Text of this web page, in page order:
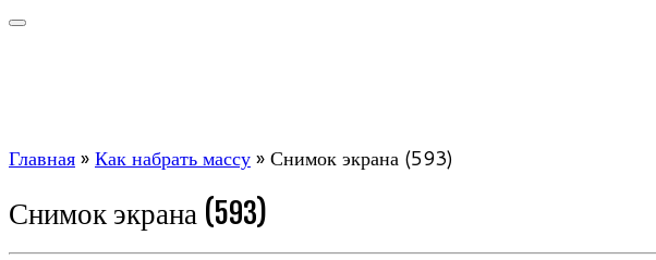
Главная»Как набрать массу»Снимок экрана (593)
Снимок экрана (593)